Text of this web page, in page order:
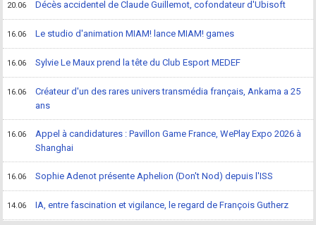
20.06 Décès accidentel de Claude Guillemot, cofondateur d'Ubisoft
16.06 Le studio d'animation MIAM! lance MIAM! games
16.06 Sylvie Le Maux prend la tête du Club Esport MEDEF
16.06
Créateur d'un des rares univers transmédia français, Ankama a 25
ans
16.06
Appel à candidatures : Pavillon Game France, WePlay Expo 2026 à
Shanghai
16.06 Sophie Adenot présente Aphelion (Don't Nod) depuis l'ISS
14.06 IA, entre fascination et vigilance, le regard de François Gutherz